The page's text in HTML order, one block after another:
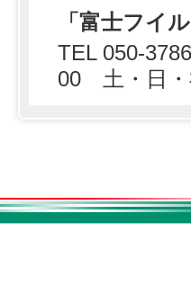
「富士フイ
TEL 050-
00 土・日・